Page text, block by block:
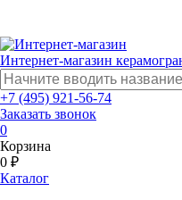
Интернет-магазин
+7 (495) 921-56-74
Заказать звонок
0
Корзина
0 ₽
Каталог